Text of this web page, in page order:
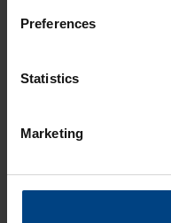
Preferences
Statistics
Marketing